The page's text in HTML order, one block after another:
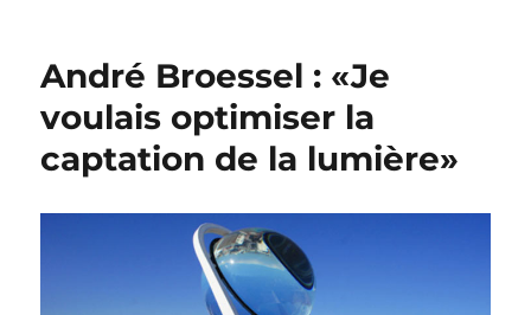
André Broessel : «Je
voulais optimiser la
captation de la lumière»